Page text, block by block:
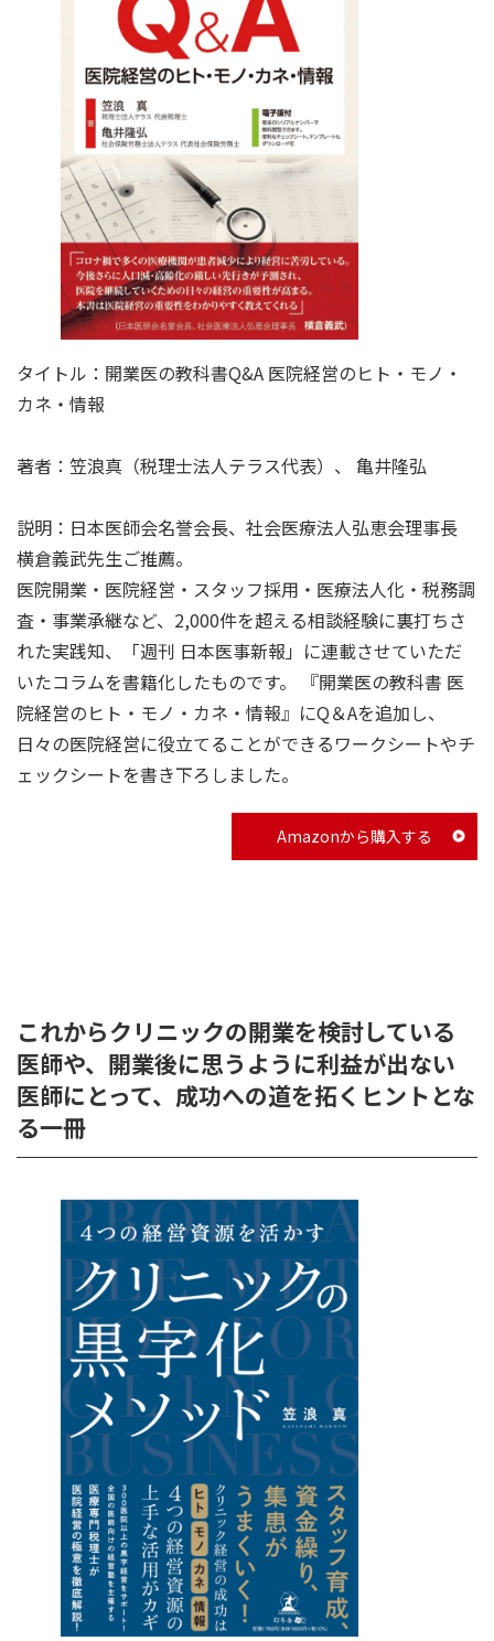
タイトル：開業医の教科書Q&A 医院経営のヒト・モノ・
カネ・情報
著者：笠浪真（税理士法人テラス代表）、 亀井隆弘
説明：日本医師会名誉会長、社会医療法人弘恵会理事長
横倉義武先生ご推薦。
医院開業・医院経営・スタッフ採用・医療法人化・税務調
査・事業承継など、2,000件を超える相談経験に裏打ちさ
れた実践知、「週刊 日本医事新報」に連載させていただ
いたコラムを書籍化したものです。 『開業医の教科書 医
院経営のヒト・モノ・カネ・情報』にQ＆Aを追加し、
日々の医院経営に役立てることができるワークシートやチ
ェックシートを書き下ろしました。
Amazonから購入する
これからクリニックの開業を検討している
医師や、開業後に思うように利益が出ない
医師にとって、成功への道を拓くヒントとな
る一冊